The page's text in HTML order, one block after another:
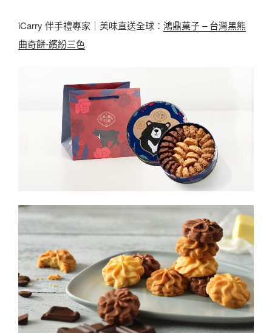
iCarry 伴手禮專家｜美味直送全球： 鴻鼎菓子 – 台灣黑熊
曲奇餅-繽紛三色